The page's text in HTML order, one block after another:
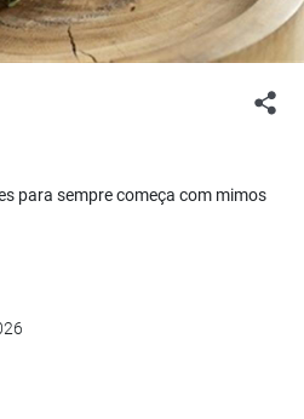
para sempre começa com mimos